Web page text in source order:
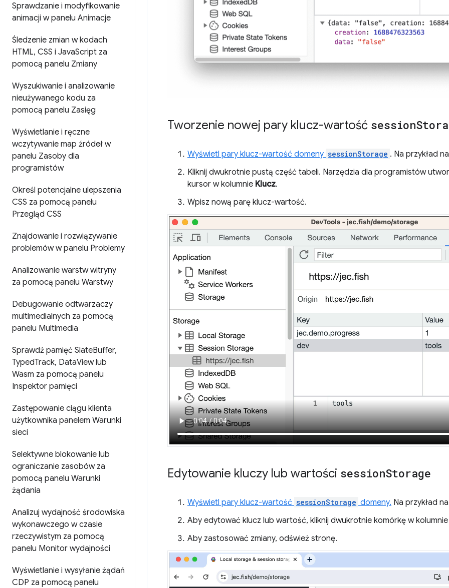
Sprawdzanie i modyfikowanie
animacji w panelu Animacje
Śledzenie zmian w kodach
HTML, CSS i JavaScript za
pomocą panelu Zmiany
Wyszukiwanie i analizowanie
nieużywanego kodu za
pomocą panelu Zasięg
Wyświetlanie i ręczne
wczytywanie map źródeł w
panelu Zasoby dla
programistów
Określ potencjalne ulepszenia
CSS za pomocą panelu
Przegląd CSS
Znajdowanie i rozwiązywanie
problemów w panelu Problemy
Analizowanie warstw witryny
za pomocą panelu Warstwy
Debugowanie odtwarzaczy
multimedialnych za pomocą
panelu Multimedia
Sprawdź pamięć SlateBuffer,
TypedTrack, DataView lub
Wasm za pomocą panelu
Inspektor pamięci
Zastępowanie ciągu klienta
użytkownika panelem Warunki
sieci
Selektywne blokowanie lub
ograniczanie zasobów za
pomocą panelu Warunki
żądania
Analizuj wydajność środowiska
wykonawczego w czasie
rzeczywistym za pomocą
panelu Monitor wydajności
Wyświetlanie i wysyłanie żądań
CDP za pomocą panelu
Tworzenie nowej pary klucz-wartość session
Wyświetl pary klucz-wartość domeny sessionStorage . Na przykład
Kliknij dwukrotnie pustą część tabeli. Narzędzia dla programistów
kursor w kolumnie Klucz.
Wpisz nową parę klucz-wartość.
Edytowanie kluczy lub wartości sessionStorage
Wyświetl pary klucz-wartość sessionStorage domeny. Na przykład
Aby edytować klucz lub wartość, kliknij dwukrotnie komórkę w
Aby zastosować zmiany, odśwież stronę.